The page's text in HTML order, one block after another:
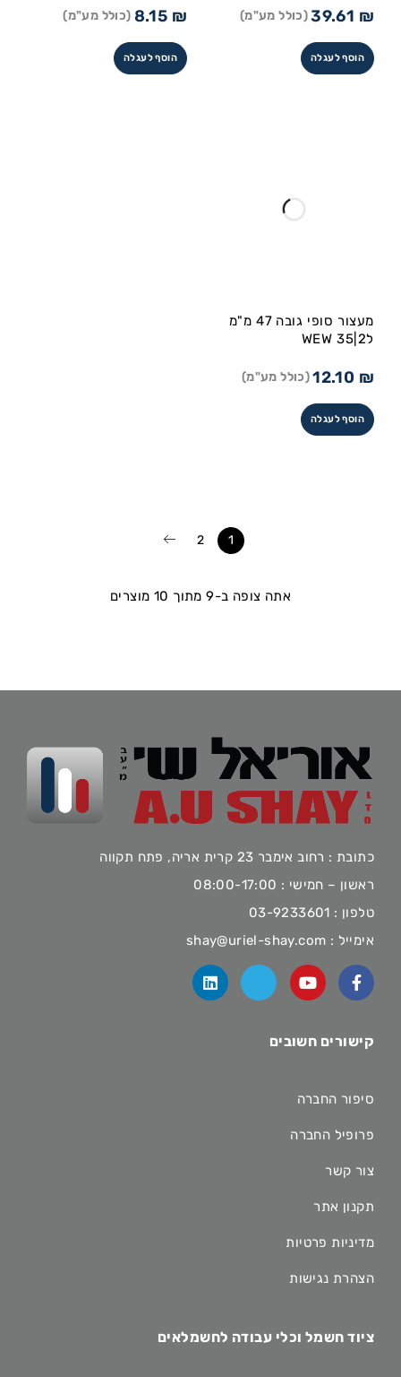
39.61 ₪ (כולל מע"מ)
הוסף לעגלה
8.15 ₪ (כולל מע"מ)
הוסף לעגלה
מעצור סופי גובה 47 מ"מ
לWEW 35|2
12.10 ₪ (כולל מע"מ)
הוסף לעגלה
1
2
אתה צופה ב-9 מתוך 10 מוצרים
כתובת : רחוב אימבר 23 קרית אריה, פתח תקווה
ראשון – חמישי : 08:00-17:00
טלפון : 03-9233601
אימייל : shay@uriel-shay.com
קישורים חשובים
סיפור החברה
פרופיל החברה
צור קשר
תקנון אתר
מדיניות פרטיות
הצהרת נגישות
ציוד חשמל וכלי עבודה לחשמלאים